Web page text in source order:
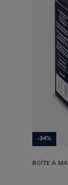
-34%
BOÎTE À